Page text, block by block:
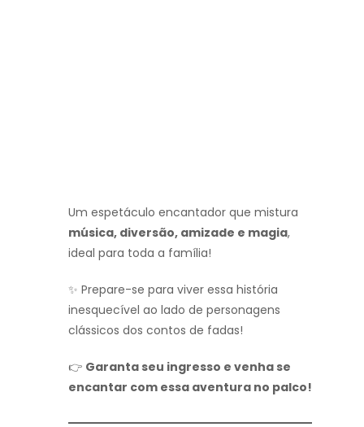
Um espetáculo encantador que mistura
música, diversão, amizade e magia,
ideal para toda a família!
✨ Prepare-se para viver essa história
inesquecível ao lado de personagens
clássicos dos contos de fadas!
👉 Garanta seu ingresso e venha se
encantar com essa aventura no palco!